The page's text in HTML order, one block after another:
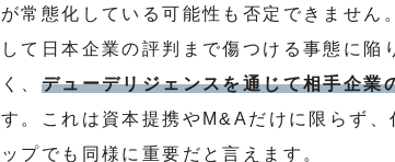
が常態化している可能性も否定できません
して日本企業の評判まで傷つける事態に
く、 デューデリジェンスを通じて相手企業
す。これは資本提携やM&Aだけに限らず
ップでも同様に重要だと言えます。